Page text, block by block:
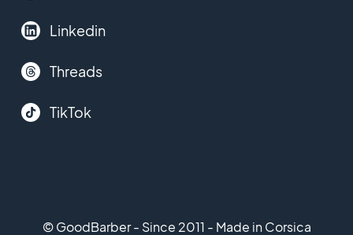
Linkedin
Threads
TikTok
© GoodBarber - Since 2011 - Made in Corsica